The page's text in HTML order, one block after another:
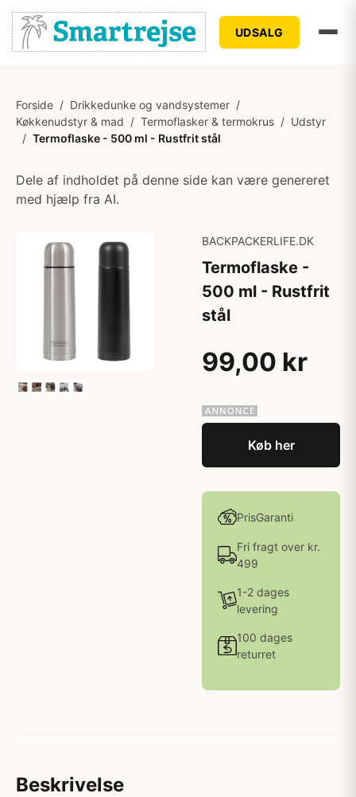
UDSALG
Forside / Drikkedunke og vandsystemer /
Køkkenudstyr & mad / Termoflasker & termokrus / Udstyr
/ Termoflaske - 500 ml - Rustfrit stål
Dele af indholdet på denne side kan være genereret
med hjælp fra AI.
BACKPACKERLIFE.DK
Termoflaske -
500 ml - Rustfrit
stål
99,00 kr
Køb her
PrisGaranti
Fri fragt over kr.
499
1-2 dages
levering
100 dages
returret
Beskrivelse